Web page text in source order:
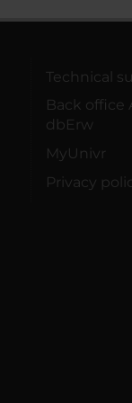
Technical
Back office
dbErw
MyUnivr
Privacy